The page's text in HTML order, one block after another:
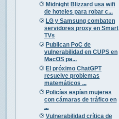
Midnight Blizzard usa wifi
de hoteles para robar c...
LG y Samsung combaten
servidores proxy en Smart
TVs
Publican PoC de
vulnerabilidad en CUPS en
MacOS pa...
El próximo ChatGPT
resuelve problemas
matemáticos ...
Policías espían mujeres
con cámaras de tráfico en
...
Vulnerabilidad crítica de